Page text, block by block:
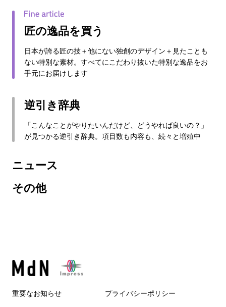
匠の逸品を買う
日本が誇る匠の技＋他にない独創のデザイン＋見たことも
ない特別な素材。すべてにこだわり抜いた特別な逸品をお
手元にお届けします
逆引き辞典
「こんなことがやりたいんだけど、どうやれば良いの？」
が見つかる逆引き辞典。項目数も内容も、続々と増殖中
ニュース
その他
重要なお知らせ プライバシーポリシー